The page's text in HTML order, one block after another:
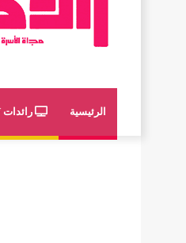
الرئيسية رائدات TV